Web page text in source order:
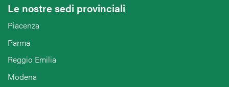
Le nostre sedi provinciali
Piacenza
Parma
Reggio Emilia
Modena